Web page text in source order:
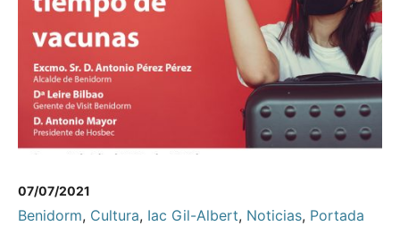
07/07/2021
Benidorm, Cultura, Iac Gil-Albert, Noticias, Portada